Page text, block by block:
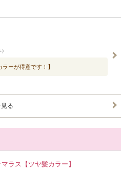
ラーが得意です！】
る
ラス【ツヤ髪カラー】